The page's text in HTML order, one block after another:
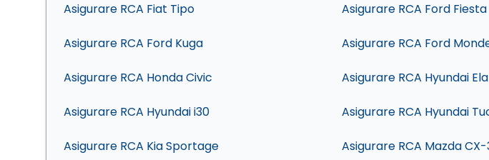
Asigurare RCA Fiat Tipo Asigurare RCA Ford Fiesta
Asigurare RCA Ford Kuga Asigurare RCA Ford
Asigurare RCA Honda Civic Asigurare RCA Hyundai
Asigurare RCA Hyundai i30 Asigurare RCA Hyundai
Asigurare RCA Kia Sportage Asigurare RCA Mazda